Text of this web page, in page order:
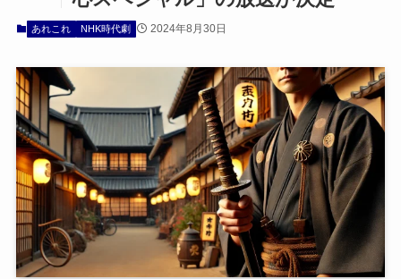
あれこれ NHK時代劇 2024年8月30日